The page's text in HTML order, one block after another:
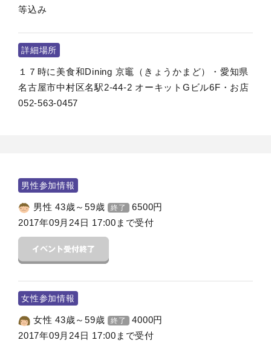
等込み
詳細場所
１７時に美食和Dining 京竈（きょうかまど）・愛知県
名古屋市中村区名駅2-44-2 オーキットGビル6F・お店
052-563-0457
男性参加情報
男性 43歳～59歳 終了 6500円
2017年09月24日 17:00まで受付
女性参加情報
女性 43歳～59歳 終了 4000円
2017年09月24日 17:00まで受付